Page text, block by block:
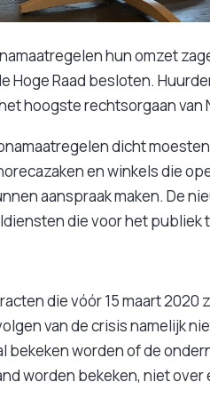
hun omzet
Hoge Raad besloten.
hoogste rechtsorgaan van
dicht
en winkels die
aanspraak maken. De
die voor het publiek
die vóór 15 maart 2020
van de crisis namelijk
bekeken worden of de
worden bekeken, niet over